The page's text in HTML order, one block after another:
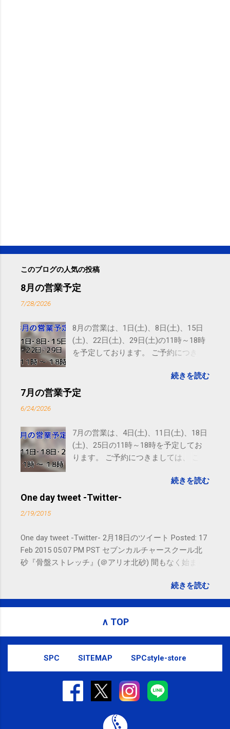
このブログの人気の投稿
8月の営業予定
7/28/2026
8月の営業は、1日(土)、8日(土)、15日
(土)、22日(土)、29日(土)の11時～18時
を予定しております。 ご予約につきま
す。 電話に出られないことがあります
ので、ご予約、お問い合わせは
続きを読む
7月の営業予定
6/24/2026
7月の営業は、4日(土)、11日(土)、18日
(土)、25日の11時～18時を予定してお
ります。 ご予約につきましては、 こち
れないことがありますので、ご予約、
お問い合わせはSMS（ショートメッセ
続きを読む
One day tweet -Twitter-
2/19/2015
One day tweet -Twitter- 2月18日のツイート Posted: 17
Feb 2015 05:07 PM PST セブンカルチャースクール北
砂『骨盤ストレッチ』(＠アリオ北砂) 間もなく始まり
subscribed to email updates from サクマフィジカルコ
ンディショニング(@SPCstyle) - Twilog To stop
Email delivery powered by Google Google Inc., 1600
Amphitheatre Parkway, Mountain View, CA 94043,
続きを読む
∧ TOP
SPC SITEMAP SPCstyle-store